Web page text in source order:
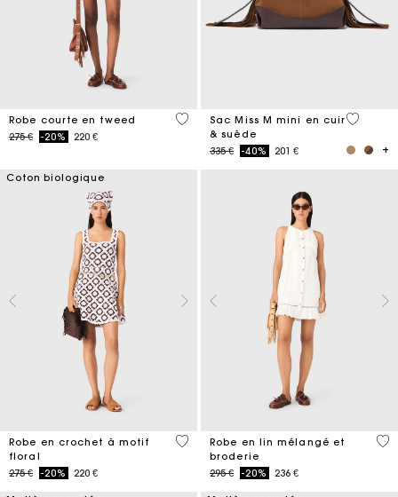
Robe courte en tweed
Price reduced from
275 €to-20% 220 €
4,7 out of 5 Customer Rating
Sac Miss M mini en cuir
& suède
Price reduced from
335 €to-40% 201 €
4 out of
Coton biologique
Robe en crochet à motif
floral
Price reduced from
275 €to-20% 220 €
5 out of 5 Customer Rating
Robe en lin mélangé et
broderie
Price reduced from
295 €to-20% 236 €
4,5